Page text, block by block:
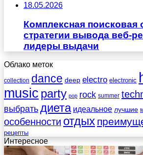
18.05.2026
Комплексная поисковая
стратегии вывода веб-
лидеры выдачи
Облако меток
collection dance deep electro electronic
music party pop rock summer
выбратьдиета идеальное лучшие
особенности отдых
рецепты
Интересное